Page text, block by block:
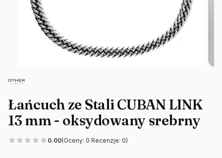
Łańcuch ze Stali CUBAN LINK
13 mm - oksydowany srebrny
0.00(Oceny: 0 Recenzje: 0)